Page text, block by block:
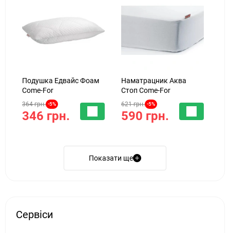
Подушка Едвайс Фоам
Come-For
364 грн. -5%
346 грн.
Наматрацник Аква
Стоп Come-For
621 грн. -5%
590 грн.
Показати ще
Сервіси